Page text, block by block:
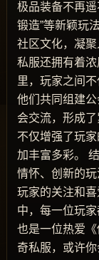
极品装备不再遥
锻造”等新颖玩
社区文化，凝
私服还拥有着
里，玩家之间
他们共同组建
会交流，形成
不仅增强了玩
加丰富多彩。
情怀、创新的
玩家的关注和
中，每一位玩
也是一位热爱
奇私服，或许你